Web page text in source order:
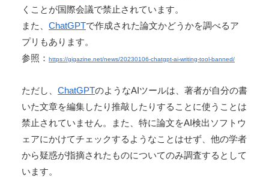
くことが国際会議で禁止されています。
また、 ChatGPTで作成された論文かどうかを調べるア
プリもあります。
参照： https://gigazine.net/news/20230106-chatgpt-ai-writing-tool-banned/
ただし、 ChatGPTのようなAIツールは、著者が自分の書
いた文章を編集したり推敲したりすることに使うことは
禁止されていません。また、特に論文をAI検出ソフトウ
ェアにかけてチェックするようなことはせず、他の学者
から疑惑が指摘されたものについてのみ調査するとして
います。